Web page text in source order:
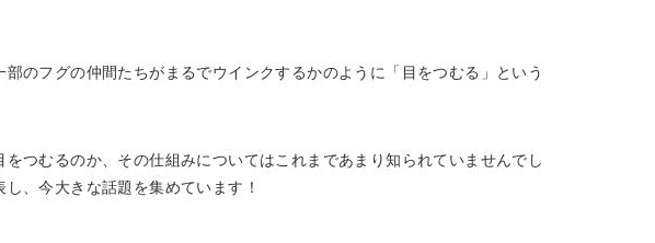
のフグの仲間たちがまるでウインクするかのように「目をつむる」という
つむるのか、その仕組みについてはこれまであまり知られていませんでし
、今大きな話題を集めています！